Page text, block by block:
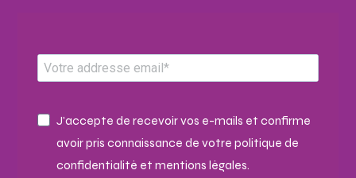
J'accepte de recevoir vos e-mails et confirme
avoir pris connaissance de votre politique de
confidentialité et mentions légales.